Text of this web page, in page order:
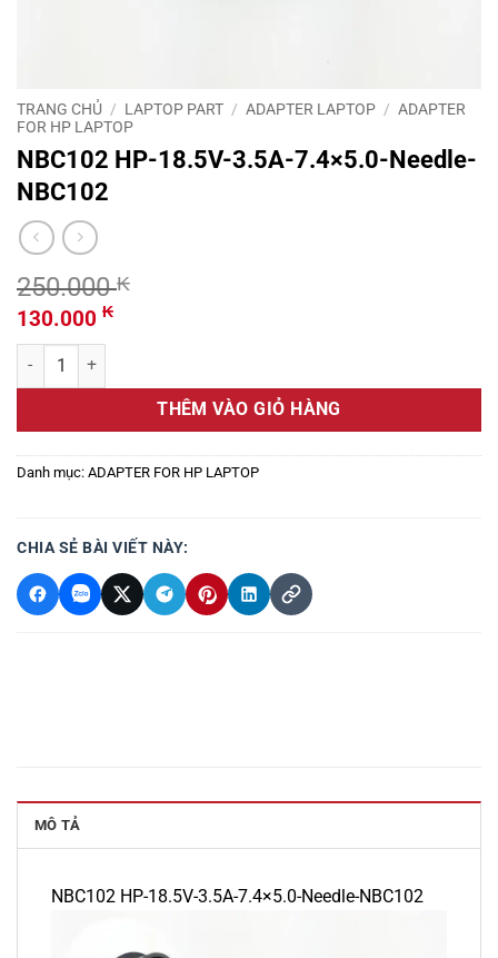
TRANG CHỦ / LAPTOP PART / ADAPTER LAPTOP / ADAPTER
FOR HP LAPTOP
NBC102 HP-18.5V-3.5A-7.4×5.0-Needle-
NBC102
250.000₭
Giá
gốc
là:
250.000 ₭.
130.000 ₭Giá
là:
130.000 ₭.
NBC102 HP-18.5V-3.5A-7.4x5.0-Needle-NBC102 số lượng
THÊM VÀO GIỎ HÀNG
Danh mục: ADAPTER FOR HP LAPTOP
CHIA SẺ BÀI VIẾT NÀY:
MÔ TẢ
NBC102 HP-18.5V-3.5A-7.4×5.0-Needle-NBC102